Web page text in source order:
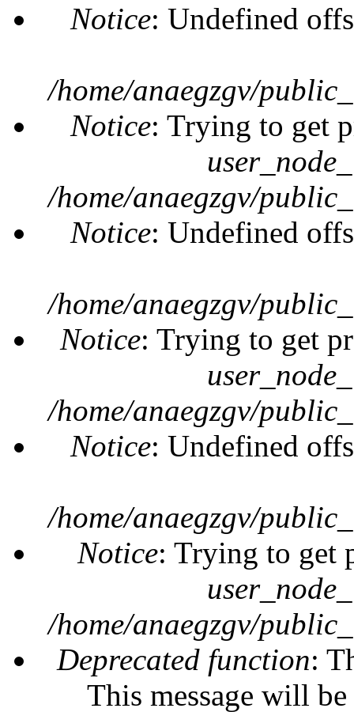
Notice: Undefined
/home/anaegzgv/
Notice: Trying to get
/home/anaegzgv/
Notice: Undefined
/home/anaegzgv/
Notice: Trying to get
/home/anaegzgv/
Notice: Undefined
/home/anaegzgv/
Notice: Trying to get
/home/anaegzgv/
Deprecated function:
This message will